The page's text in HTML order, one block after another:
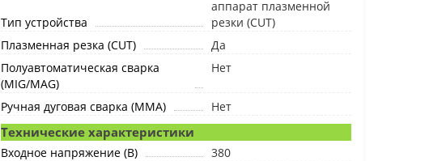
Тип устройства
аппарат плазменной
резки (CUT)
Плазменная резка (CUT)
Да
Полуавтоматическая сварка
(MIG/MAG)
Нет
Ручная дуговая сварка (MMA) Нет
Технические характеристики
Входное напряжение (B)
380